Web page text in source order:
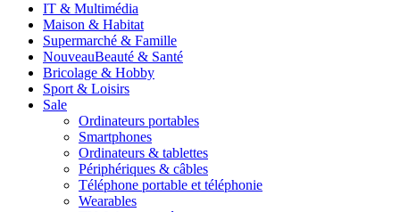
IT & Multimédia
Maison & Habitat
Supermarché & Famille
NouveauBeauté & Santé
Bricolage & Hobby
Sport & Loisirs
Sale
Ordinateurs portables
Smartphones
Ordinateurs & tablettes
Périphériques & câbles
Téléphone portable et téléphonie
Wearables